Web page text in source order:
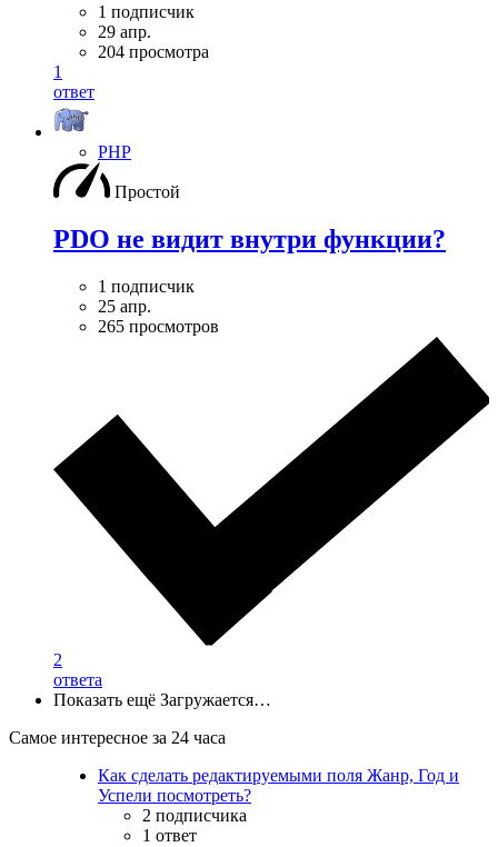
1 подписчик
29 апр.
204 просмотра
1
ответ
PHP
Простой
PDO не видит внутри функции?
1 подписчик
25 апр.
265 просмотров
2
ответа
Показать ещё Загружается…
Самое интересное за 24 часа
Как сделать редактируемыми поля Жанр, Год и
Успели посмотреть?
2 подписчика
1 ответ